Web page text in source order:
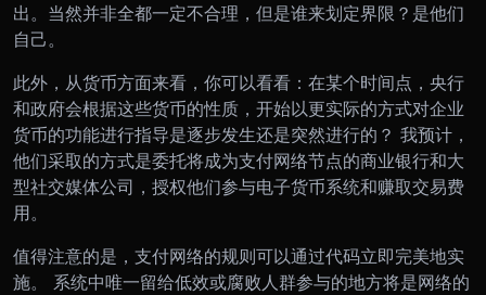
出。当然并非全都一定不合理，但是谁来划定界限？是他们
自己。
此外，从货币方面来看，你可以看看：在某个时间点，央行
和政府会根据这些货币的性质，开始以更实际的方式对企业
货币的功能进行指导是逐步发生还是突然进行的？ 我预计，
他们采取的方式是委托将成为支付网络节点的商业银行和大
型社交媒体公司，授权他们参与电子货币系统和赚取交易费
用。
值得注意的是，支付网络的规则可以通过代码立即完美地实
施。 系统中唯一留给低效或腐败人群参与的地方将是网络的